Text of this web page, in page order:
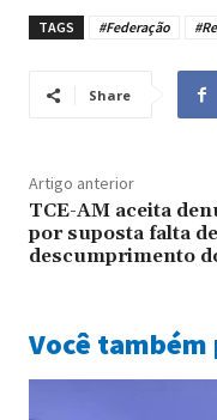
TAGS #Federação
Share
Artigo anterior
TCE-AM aceita
por suposta falta
descumprimento
Você